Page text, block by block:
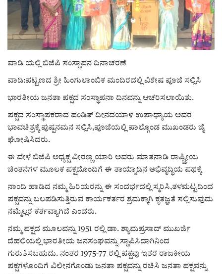
ರಾಜಕೀಯ
ಸುದ್ದಿ
ಪುಸ್ತಕ ಪರಿಚಯ
ಅಂಕಣ
ಪತ್ರಕರ್ತರ ಪರಿಚಯ
ಸಂಪಾದಕೀಯ
ಕವನ
Digital Subscription
ವಾಡಿ ಯಲ್ಲಿ ಬಿಜೆಪಿ ಸಂಸ್ಥಾಪನ ದಿನಾಚರಣೆ
ವಾಡಿ:ಪಟ್ಟಣದ ಶ್ರೀ ಹಿಂಗುಲಾಂಬಿಕ ಮಂದಿರದಲ್ಲಿ ವಿಶೇಷ ಪೂಜೆ ಸಲ್ಲಿಸಿ
ಭಾರತೀಯ ಜನತಾ ಪಕ್ಷದ ಸಂಸ್ಥಾಪನಾ ದಿನವನ್ನು ಆಚರಿಸಲಾಯಿತು.
ಪಕ್ಷದ ಸಂಸ್ಥಾಪಕರಾದ ಪಂಡಿತ್ ದೀನದಯಾಳ ಉಪಾಧ್ಯಾಯ ಅವರ
ಭಾವಚಿತ್ರಕ್ಕೆ ಪುಷ್ಪನಮನ ಸಲ್ಲಿಸಿ,ಪೂಜೆಯಲ್ಲಿ ಪಾಲ್ಗೊಂಡ ಮುಖಂಡರು ಜೈ
ಘೋಷಿಸಿದರು.
‌ಈ ವೇಳೆ ಬಿಜೆಪಿ ಅಧ್ಯಕ್ಷ ವೀರಣ್ಣ ಯಾರಿ ಅವರು ಮಾತನಾಡಿ ರಾಷ್ಟ್ರೀಯ
ಚಿಂತನೆಗಳ ಮೂಲಕ ಪಕ್ಷದೊಂದಿಗೆ ಈ ತಾಯ್ನಾಡಿನ ಅಭಿವೃದ್ಧಿಯ ಪಥಕ್ಕೆ
ನಾಂದಿ ಹಾಡಿದ ನಮ್ಮ ಹಿರಿಯರನ್ನು ಈ ಸಂದರ್ಭದಲ್ಲಿ ಸ್ಮರಿಸಿ,ತಳಮಟ್ಟದಿಂದ
ಪಕ್ಷವನ್ನು ಬಲಪಡಿಸುತ್ತಿರುವ ಕಾರ್ಯಕರ್ತರ ಶ್ರಮಕ್ಕಾಗಿ ಕೃತಜ್ಞತೆ ಸಲ್ಲಿಸುವುದು
ನಮ್ಮೆಲ್ಲರ ಕರ್ತವ್ಯಾಗಿದೆ ಎಂದರು.
ನಮ್ಮ ಪಕ್ಷದ ಮೂಲವನ್ನು 1951 ರಲ್ಲಿ ಡಾ. ಶ್ಯಾಮಪ್ರಸಾದ್ ಮುಖರ್ಜಿ
ದೆಹಲಿಯಲ್ಲಿ ಭಾರತೀಯ ಜನಸಂಘವನ್ನು ಸ್ಥಾಪಿಸಿದಾಗಿನಿಂದ
ಗುರುತಿಸಬಹುದು. ನಂತರ 1975-77 ರಲ್ಲಿ ಪಕ್ಷವು ಇತರ ರಾಜಕೀಯ
ಪಕ್ಷಗಳೊಂದಿಗೆ ವಿಲೀನಗೊಂಡು ಜನತಾ ಪಕ್ಷವನ್ನು ರಚಿಸಿ ಜನತಾ ಪಕ್ಷವನ್ನು